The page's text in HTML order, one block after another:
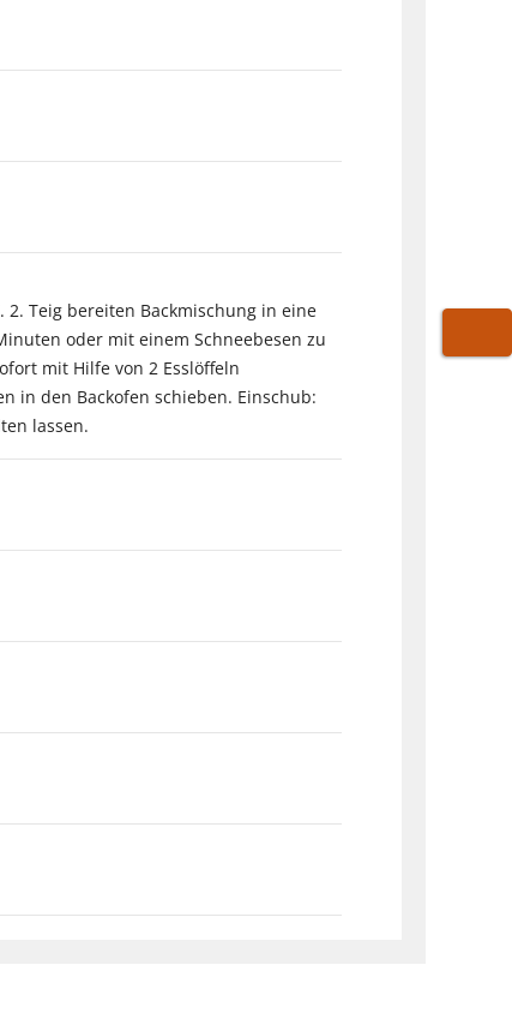
2. Teig bereiten Backmischung in eine
oder mit einem Schneebesen zu
mit Hilfe von 2 Esslöffeln
in den Backofen schieben. Einschub:
lassen.